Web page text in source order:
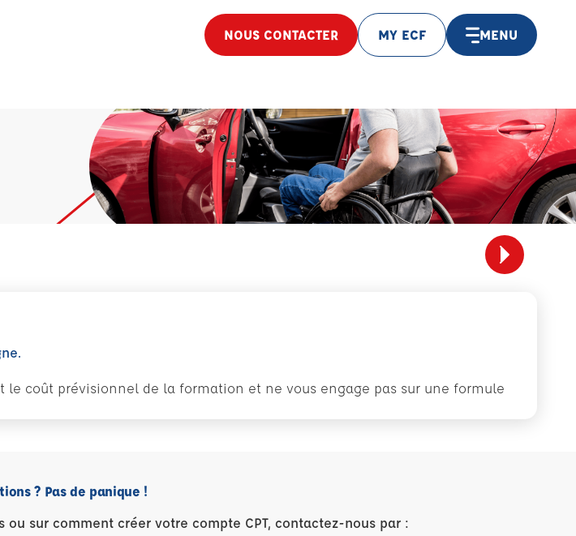
NOUS CONTACTER MY ECF MENU
coût prévisionnel de la formation et ne vous engage pas sur une formule
? Pas de panique !
sur comment créer votre compte CPT, contactez-nous par :